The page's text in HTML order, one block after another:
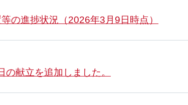
の進捗状況（2026年3月9日時点）
献立を追加しました。